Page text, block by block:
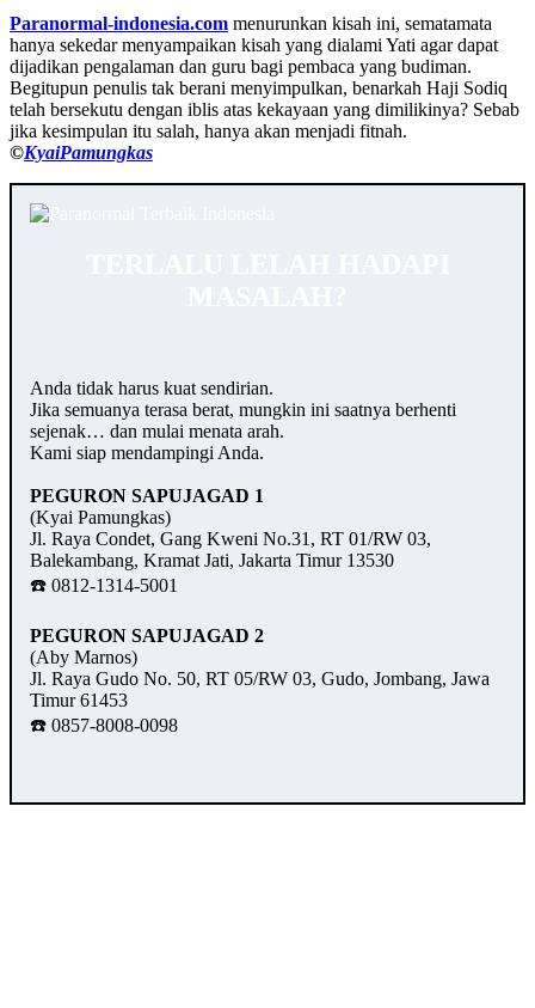
Paranormal-indonesia.com menurunkan kisah ini, sematamata
hanya sekedar menyampaikan kisah yang dialami Yati agar dapat
dijadikan pengalaman dan guru bagi pembaca yang budiman.
Begitupun penulis tak berani menyimpulkan, benarkah Haji Sodiq
telah bersekutu dengan iblis atas kekayaan yang dimilikinya? Sebab
jika kesimpulan itu salah, hanya akan menjadi fitnah.
©️KyaiPamungkas
Anda tidak harus kuat sendirian.
Jika semuanya terasa berat, mungkin ini saatnya berhenti
sejenak… dan mulai menata arah.
Kami siap mendampingi Anda.
PEGURON SAPUJAGAD 1
(Kyai Pamungkas)
Jl. Raya Condet, Gang Kweni No.31, RT 01/RW 03,
Balekambang, Kramat Jati, Jakarta Timur 13530
☎️ 0812-1314-5001
PEGURON SAPUJAGAD 2
(Aby Marnos)
Jl. Raya Gudo No. 50, RT 05/RW 03, Gudo, Jombang, Jawa
Timur 61453
☎️ 0857-8008-0098